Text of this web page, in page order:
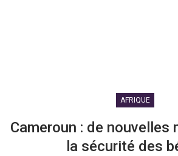
AFRIQUE
Cameroun : de nouvelles
la sécurité des